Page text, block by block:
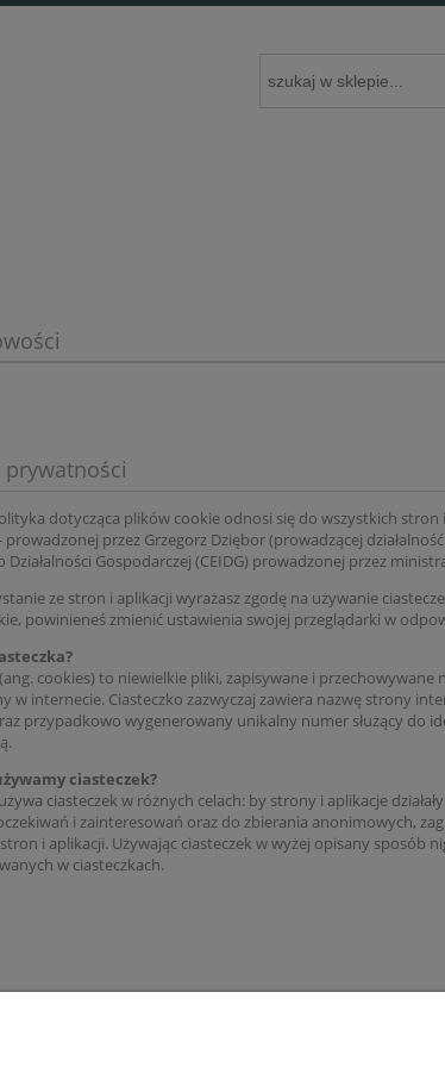
prywatności
dotycząca plików cookie odnosi się do wszystkich
prowadzonej przez Grzegorz Dziębor (prowadzącej
Działalności Gospodarczej (CEIDG) prowadzonej przez
ze stron i aplikacji wyrażasz zgodę na używanie
powinieneś zmienić ustawienia swojej przeglądarki w
cookies) to niewielkie pliki, zapisywane i
w internecie. Ciasteczko zazwyczaj zawiera nazwę strony
przypadkowo wygenerowany unikalny numer służący do
ciasteczek?
ciasteczek w różnych celach: by strony i aplikacje
i zainteresowań oraz do zbierania anonimowych,
i aplikacji. Używając ciasteczek w wyżej opisany
w ciasteczkach.